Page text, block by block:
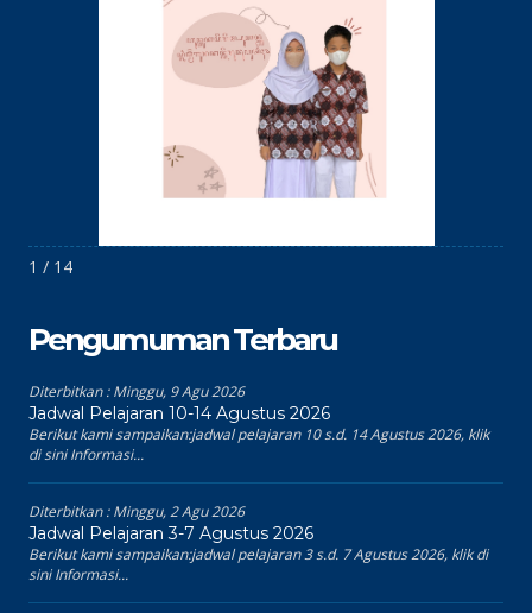
1 / 14
Pengumuman Terbaru
Diterbitkan :Minggu, 9 Agu 2026
Jadwal Pelajaran 10-14 Agustus 2026
Berikut kami sampaikan:jadwal pelajaran 10 s.d. 14 Agustus 2026, klik
di sini Informasi...
Diterbitkan :Minggu, 2 Agu 2026
Jadwal Pelajaran 3-7 Agustus 2026
Berikut kami sampaikan:jadwal pelajaran 3 s.d. 7 Agustus 2026, klik di
sini Informasi...